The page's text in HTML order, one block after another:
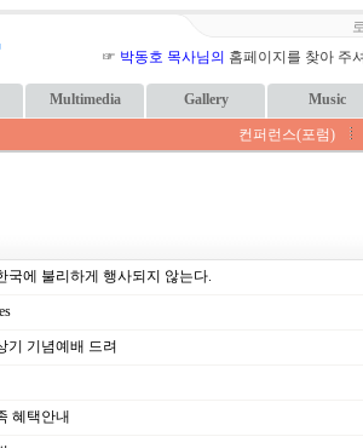
☞ 박동호 목사님의 홈페이지를 찾아 주
Multimedia Gallery Music
컨퍼런스(포럼)
국에 불리하게 행사되지 않는다.
기 기념예배 드려
혜택안내